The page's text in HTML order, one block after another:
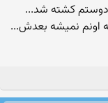
کشته شد...
اونم نمیشه بعدش...